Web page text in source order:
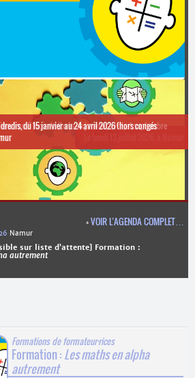
·
Comprendre et parler
Bienvenue en Belgique
Trouver un lieu d’alphabétisation
sur liste d’attente.
3 mois (débuts en janvier, avril, et septembre
du 15 janvier au 24 avril 2026 (hors congés
+VOIR L’AGENDA COMPLET…
Namur
sur liste d’attente] Formation :
autrement
Formations de formateur·rices
Formation : Les maths en alpha
autrement